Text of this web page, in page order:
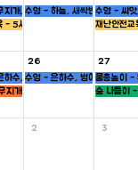
지개, 새싹, 병아리반
- 5세
수영 - 하늘, 새싹반수영 - 씨
재난안전교
하수, 새싹, 병아리반
지개 ,하늘반
26
수영 - 은하수, 병아리반
27
물총놀이 -
숲 나들이 -
2 3